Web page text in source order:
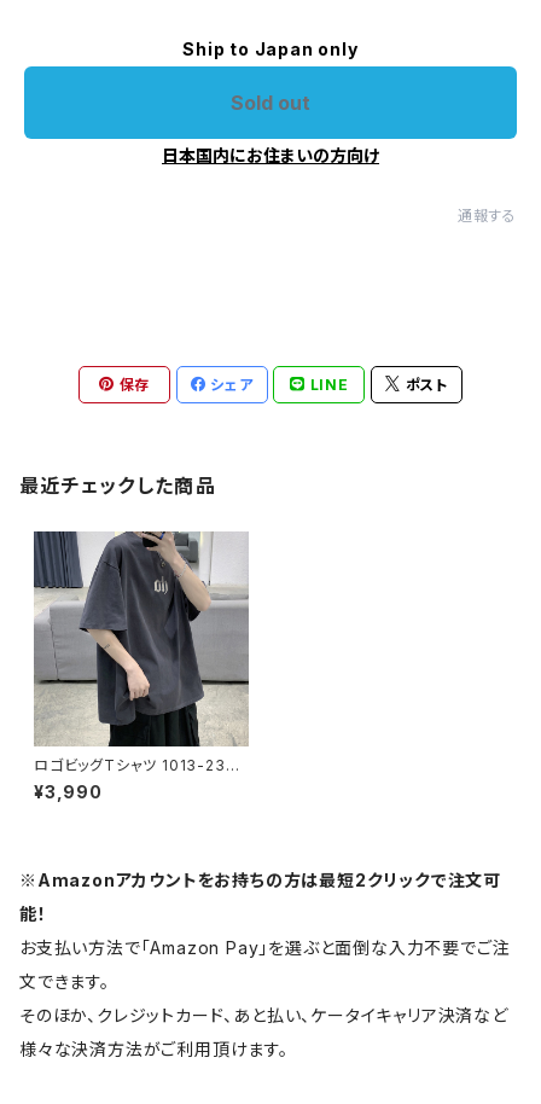
Ship to Japan only
Sold out
日本国内にお住まいの方向け
通報する
保存 シェア LINE ポスト
最近チェックした商品
ロゴビッグTシャツ 1013-2304
02012
¥3,990
※Amazonアカウントをお持ちの方は最短2クリックで注文可
能！
お支払い方法で「Amazon Pay」を選ぶと面倒な入力不要でご注
文できます。
そのほか、クレジットカード、あと払い、ケータイキャリア決済など
様々な決済方法がご利用頂けます。